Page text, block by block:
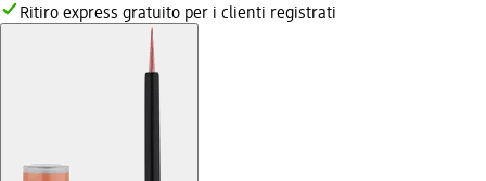
Ritiro express gratuito per i clienti registrati